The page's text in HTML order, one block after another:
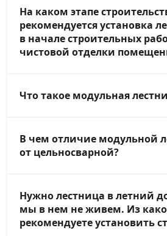
На каком этапе
рекомендуется установка
в начале строительных
чистовой отделки
Что такое модульная
В чем отличие модульной
от цельносварной?
Нужно лестница в летний
мы в нем не живем. Из
рекомендуете установить